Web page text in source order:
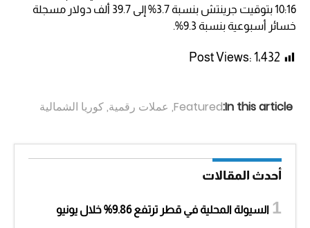
10:16 بتوقيت جرينتش بنسبة 3.7% إلى 39.7 ألف دولار مسجلة
خسائر أسبوعية بنسبة 9.3%.
Post Views: 1٬432
In this article:
Featured
, عملات رقمية,كوريا الشمالية
أحدث المقالات
السيولة المحلية في قطر ترتفع 9.86% خلال يونيو